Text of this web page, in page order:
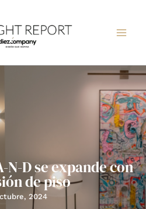
N-D se expande con
de piso
2024